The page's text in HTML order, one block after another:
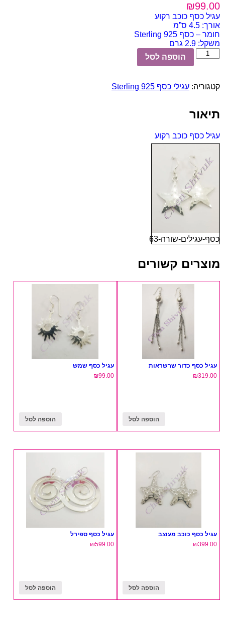
₪99.00
עגיל כסף כוכב רקוע
אורך: 4.5 ס”מ
חומר – כסף 925 Sterling
משקל: 2.9 גרם
כמות
של
כוכב
הוספה לסל
קטגוריה: עגילי כסף Sterling 925
תיאור
עגיל כסף כוכב רקוע
כסף-עגילים-שורה-63
מוצרים קשורים
עגיל כסף כדור שרשראות
₪319.00
הוספה לסל
עגיל כסף שמש
₪99.00
הוספה לסל
עגיל כסף כוכב מעוצב
₪399.00
הוספה לסל
עגיל כסף ספירל
₪599.00
הוספה לסל